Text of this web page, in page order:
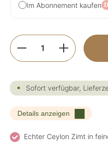
Im Abonnement kaufen
Produkt Anzahl:
Sofort verfügbar,
Details anzeigen
Echter Ceylon Zimt in